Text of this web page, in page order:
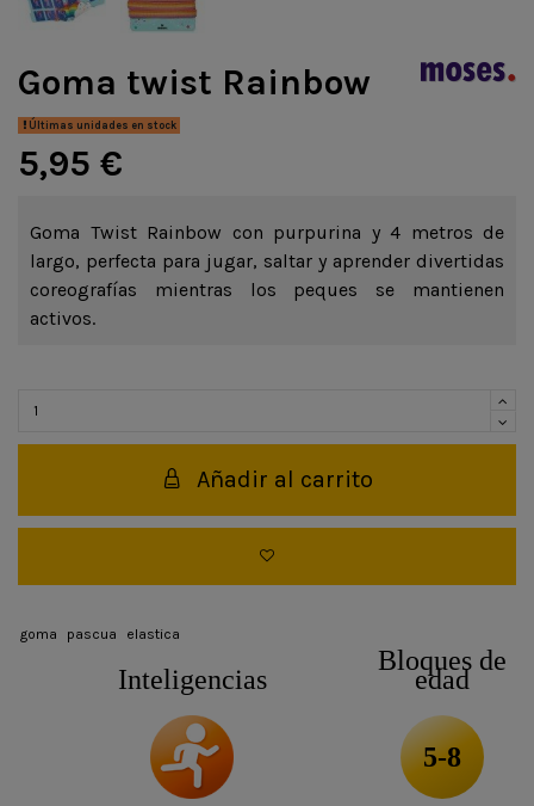
Goma twist Rainbow
Últimas unidades en stock
5,95 €
Goma Twist Rainbow con purpurina y 4 metros de
largo, perfecta para jugar, saltar y aprender divertidas
coreografías mientras los peques se mantienen
activos.
Añadir al carrito
goma pascua elastica
Inteligencias
Bloques de
edad
5-8